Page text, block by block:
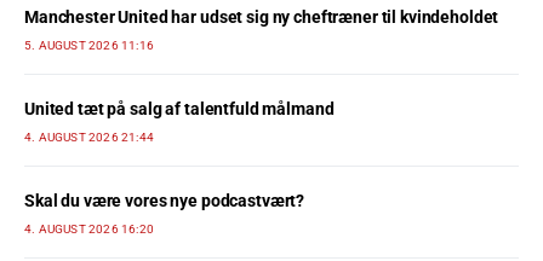
Manchester United har udset sig ny cheftræner til kvindeholdet
5. AUGUST 2026 11:16
United tæt på salg af talentfuld målmand
4. AUGUST 2026 21:44
Skal du være vores nye podcastvært?
4. AUGUST 2026 16:20